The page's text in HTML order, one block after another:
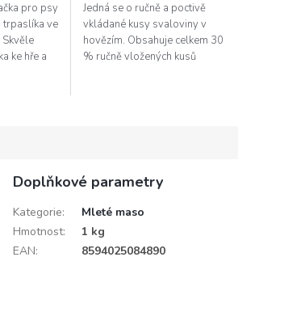
pro psy
trpaslíka ve
Skvěle
ke hře a
Jedná se o ručně a poctivě
vkládané kusy svaloviny v
hovězím. Obsahuje celkem 30
% ručně vložených kusů
Doplňkové parametry
Kategorie:
Mleté maso
Hmotnost:
1 kg
EAN: 8594025084890